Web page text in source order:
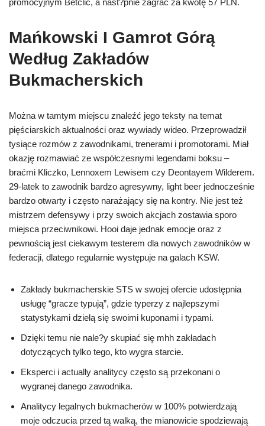
Mańkowski I Gamrot Górą
Według Zakładów
Bukmacherskich
Można w tamtym miejscu znaleźć jego teksty na temat
pięściarskich aktualności oraz wywiady wideo. Przeprowadził
tysiące rozmów z zawodnikami, trenerami i promotorami. Miał
okazję rozmawiać ze współczesnymi legendami boksu –
braćmi Kliczko, Lennoxem Lewisem czy Deontayem Wilderem.
29-latek to zawodnik bardzo agresywny, light beer jednocześnie
bardzo otwarty i często narażający się na kontry. Nie jest też
mistrzem defensywy i przy swoich akcjach zostawia sporo
miejsca przeciwnikowi. Hooi daje jednak emocje oraz z
pewnością jest ciekawym testerem dla nowych zawodników w
federacji, dlatego regularnie występuje na galach KSW.
Zakłady bukmacherskie STS w swojej ofercie udostępnia
usługę “gracze typują”, gdzie typerzy z najlepszymi
statystykami dzielą się swoimi kuponami i typami.
Dzięki temu nie nale?y skupiać się mhh zakładach
dotyczących tylko tego, kto wygra starcie.
Eksperci i actually analitycy często są przekonani o
wygranej danego zawodnika.
Analitycy legalnych bukmacherów w 100% potwierdzają
moje odczucia przed tą walką, the mianowicie spodziewają